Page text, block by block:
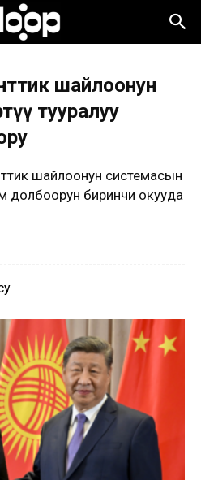
шайлоонун
тууралуу
шайлоонун системасын
долбоорун биринчи окууда